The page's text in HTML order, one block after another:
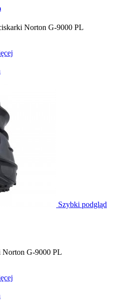
Norton G-9000 PL
Szybki podgląd
G-9000 PL